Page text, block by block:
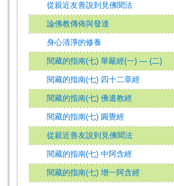
從親近友善說到見佛聞法
論佛教傳佈與發達
身心清淨的修養
閱藏的指南(七) 華嚴經(一) — (二)
閱藏的指南(七) 四十二章經
閱藏的指南(七) 佛遺教經
閱藏的指南(七) 圓覺經
從親近善友說到見佛聞法
閱藏的指南(七) 中阿含經
閱藏的指南(七) 增一阿含經